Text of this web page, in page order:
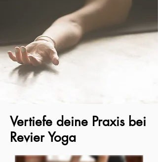
Vertiefe deine Praxis bei
Revier Yoga